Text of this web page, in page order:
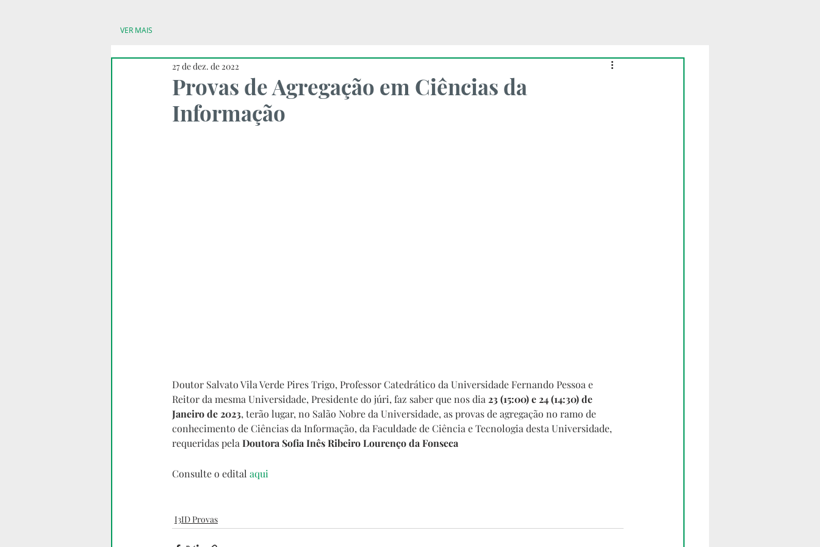
VER MAIS
Provas de Agregação em Ciências da
Informação
27 de dez. de 2022
Doutor Salvato Vila Verde Pires Trigo, Professor Catedrático da Universidade Fernando Pessoa e
Reitor da mesma Universidade, Presidente do júri, faz saber que nos dia 23 (15:00) e 24 (14:30) de
Janeiro de 2023, terão lugar, no Salão Nobre da Universidade, as provas de agregação no ramo de
conhecimento de Ciências da Informação, da Faculdade de Ciência e Tecnologia desta Universidade,
requeridas pela Doutora Sofia Inês Ribeiro Lourenço da Fonseca
Consulte o edital aqui
I3ID Provas